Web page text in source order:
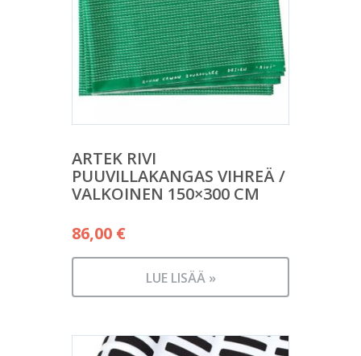
ARTEK RIVI
PUUVILLAKANGAS VIHREÄ /
VALKOINEN 150×300 CM
86,00 €
LUE LISÄÄ »